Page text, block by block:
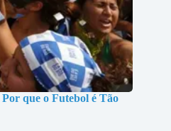
que o Futebol é Tão